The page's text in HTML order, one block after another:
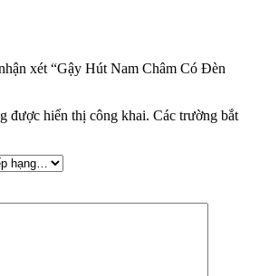
xét “Gậy Hút Nam Châm Có Đèn
được hiển thị công khai. Các trường bắt